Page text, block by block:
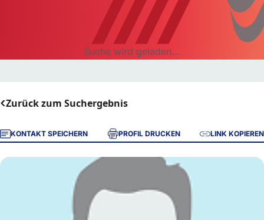
Suche wird geladen...
Zurück zum Suchergebnis
KONTAKT SPEICHERN PROFIL DRUCKEN LINK KOPIEREN